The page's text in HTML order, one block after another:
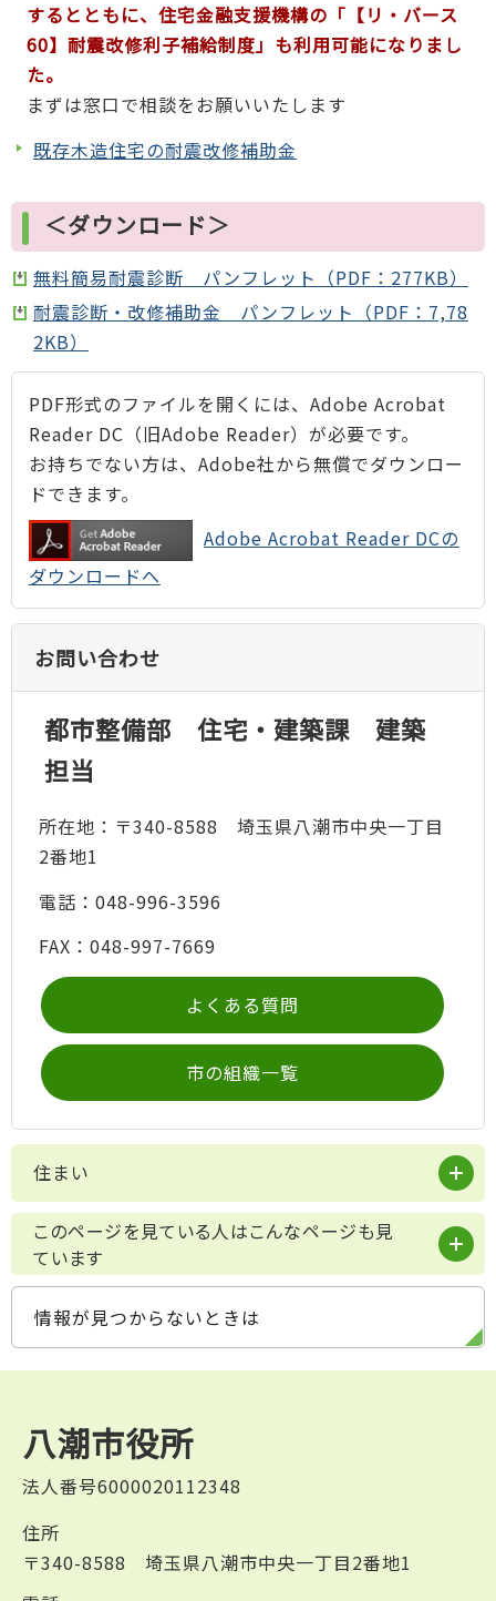
するとともに、住宅金融支援機構の「【リ・バース
60】耐震改修利子補給制度」も利用可能になりまし
た。
まずは窓口で相談をお願いいたします
既存木造住宅の耐震改修補助金
＜ダウンロード＞
無料簡易耐震診断 パンフレット（PDF：277KB）
耐震診断・改修補助金 パンフレット（PDF：7,78
2KB）
PDF形式のファイルを開くには、Adobe Acrobat
Reader DC（旧Adobe Reader）が必要です。
お持ちでない方は、Adobe社から無償でダウンロー
ドできます。
Adobe Acrobat Reader DCの
ダウンロードへ
お問い合わせ
都市整備部 住宅・建築課 建築
担当
所在地：〒340-8588 埼玉県八潮市中央一丁目
2番地1
電話：048-996-3596
FAX：048-997-7669
よくある質問
市の組織一覧
住まい
このページを見ている人はこんなページも見
ています
情報が見つからないときは
八潮市役所
法人番号6000020112348
住所
〒340-8588 埼玉県八潮市中央一丁目2番地1